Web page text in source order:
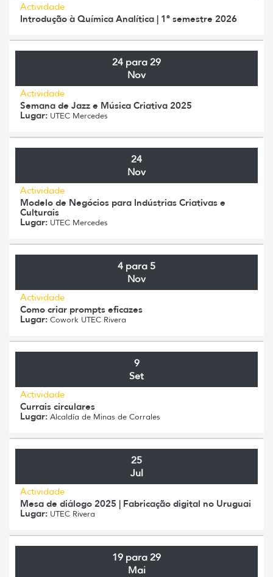
Actividade
Introdução à Química Analítica | 1º semestre 2026
24 para 29
Nov
Actividade
Semana de Jazz e Música Criativa 2025
Lugar: UTEC Mercedes
24
Nov
Actividade
Modelo de Negócios para Indústrias Criativas e
Culturais
Lugar: UTEC Mercedes
4 para 5
Nov
Actividade
Como criar prompts eficazes
Lugar: Cowork UTEC Rivera
9
Set
Actividade
Currais circulares
Lugar: Alcaldía de Minas de Corrales
25
Jul
Actividade
Mesa de diálogo 2025 | Fabricação digital no Uruguai
Lugar: UTEC Rivera
19 para 29
Mai